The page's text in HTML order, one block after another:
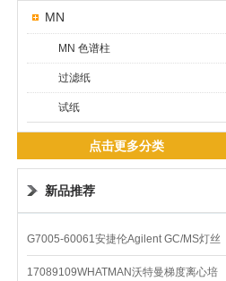
MN
MN 色谱柱
过滤纸
试纸
点击更多分类
新品推荐
G7005-60061安捷伦Agilent GC/MS灯丝
配件
17089109WHATMAN沃特曼梯度离心培